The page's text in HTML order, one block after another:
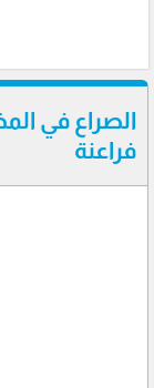
الصراع في
فراعنة